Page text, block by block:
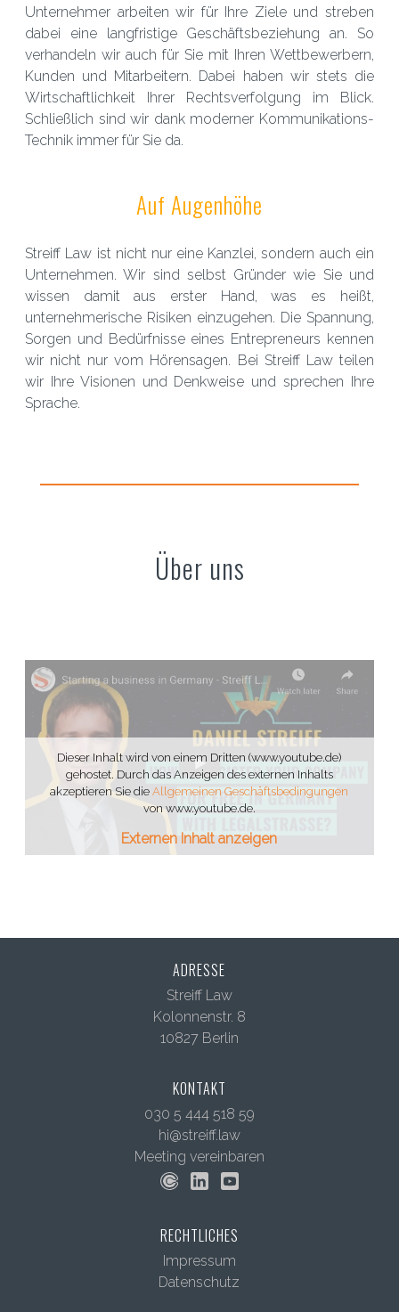
Unternehmer arbeiten wir für Ihre Ziele und streben
dabei eine langfristige Geschäftsbeziehung an. So
verhandeln wir auch für Sie mit Ihren Wettbewerbern,
Kunden und Mitarbeitern. Dabei haben wir stets die
Wirtschaftlichkeit Ihrer Rechtsverfolgung im Blick.
Schließlich sind wir dank moderner Kommunikations-
Technik immer für Sie da.
Auf Augenhöhe
Streiff Law ist nicht nur eine Kanzlei, sondern auch ein
Unternehmen. Wir sind selbst Gründer wie Sie und
wissen damit aus erster Hand, was es heißt,
unternehmerische Risiken einzugehen. Die Spannung,
Sorgen und Bedürfnisse eines Entrepreneurs kennen
wir nicht nur vom Hörensagen. Bei Streiff Law teilen
wir Ihre Visionen und Denkweise und sprechen Ihre
Sprache.
Über uns
Dieser Inhalt wird von einem Dritten (www.youtube.de)
gehostet. Durch das Anzeigen des externen Inhalts
akzeptieren Sie dieAllgemeinen Geschäftsbedingungen
von www.youtube.de.
Externen Inhalt anzeigen
ADRESSE
Streiff Law
Kolonnenstr. 8
10827 Berlin
KONTAKT
030 5 444 518 59
hi@streiff.law
Meeting vereinbaren
RECHTLICHES
Impressum
Datenschutz